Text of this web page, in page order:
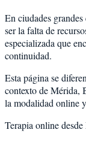
En ciudades
ser la falta de
especializada que
continuidad.
Esta página se
contexto deMérida,
la modalidad online
Terapia online desde